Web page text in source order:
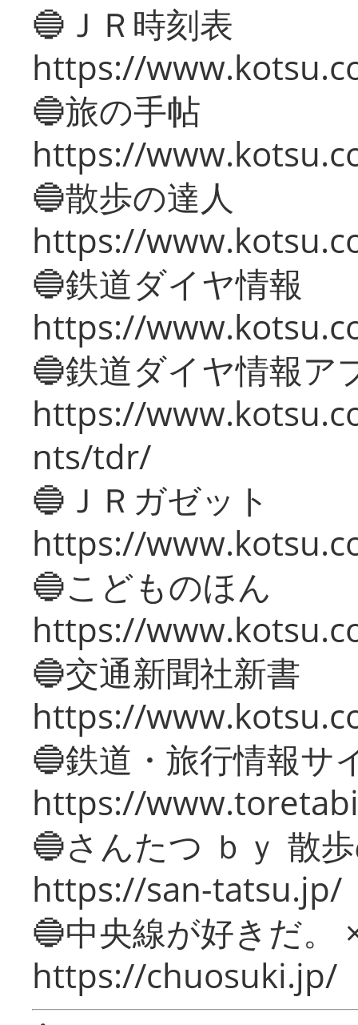
🔵ＪＲ時刻表
https://
🔵旅の手帖
https://
🔵散歩の達人
https://
🔵鉄道ダイヤ情報
https://
🔵鉄道ダイヤ情報ア
https://
nts/tdr/
🔵ＪＲガゼット
https://
🔵こどものほん
https://
🔵交通新聞社新書
https://
🔵鉄道・旅行情報サ
https://
🔵さんたつ ｂｙ 散
https://san-tatsu.jp/
🔵中央線が好きだ。
https://chuosuki.jp/